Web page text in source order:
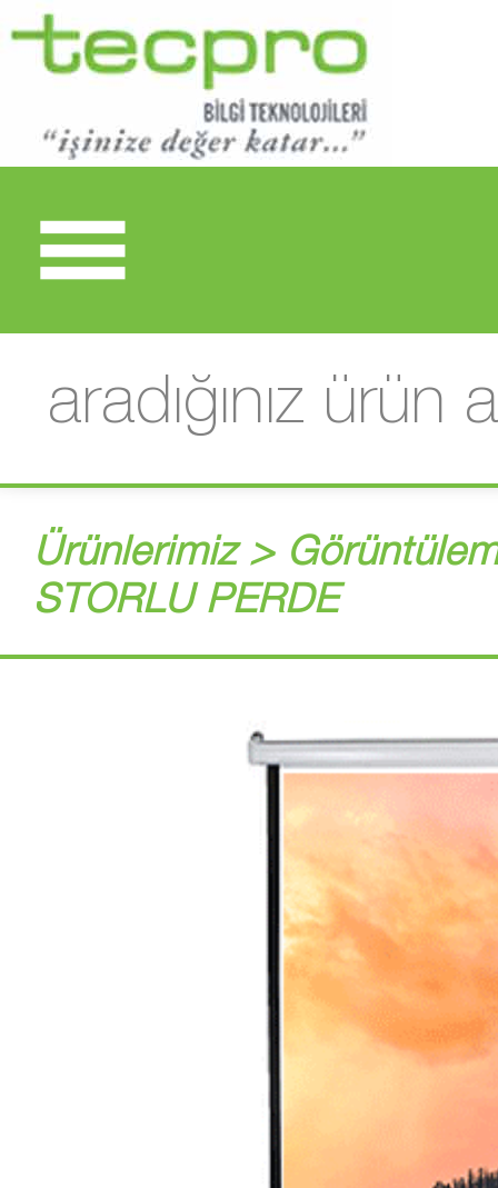
Ürünlerimiz >
STORLU PERDE